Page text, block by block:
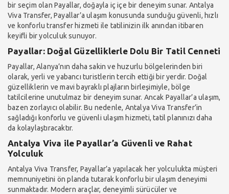
bir seçim olan Payallar, doğayla iç içe bir deneyim sunar. Antalya
Viva Transfer, Payallar’a ulaşım konusunda sunduğu güvenli, hızlı
ve konforlu transfer hizmeti ile tatilinizin ilk anından itibaren
keyifli bir yolculuk sunuyor.
Payallar: Doğal Güzelliklerle Dolu Bir Tatil Cenneti
Payallar, Alanya’nın daha sakin ve huzurlu bölgelerinden biri
olarak, yerli ve yabancı turistlerin tercih ettiği bir yerdir. Doğal
güzelliklerin ve mavi bayraklı plajların birleşimiyle, bölge
tatilcilerine unutulmaz bir deneyim sunar. Ancak Payallar’a ulaşım,
bazen zorlayıcı olabilir. Bu nedenle, Antalya Viva Transfer’in
sağladığı konforlu ve güvenli ulaşım hizmeti, tatil planınızı daha
da kolaylaştıracaktır.
Antalya Viva ile Payallar’a Güvenli ve Rahat
Yolculuk
Antalya Viva Transfer, Payallar’a yapılacak her yolculukta müşteri
memnuniyetini ön planda tutarak konforlu bir ulaşım deneyimi
sunmaktadır. Modern araçlar, deneyimli sürücüler ve